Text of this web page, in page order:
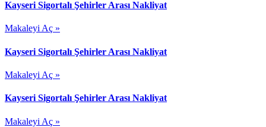
Kayseri Sigortalı Şehirler Arası Nakliyat
Makaleyi Aç »
Kayseri Sigortalı Şehirler Arası Nakliyat
Makaleyi Aç »
Kayseri Sigortalı Şehirler Arası Nakliyat
Makaleyi Aç »